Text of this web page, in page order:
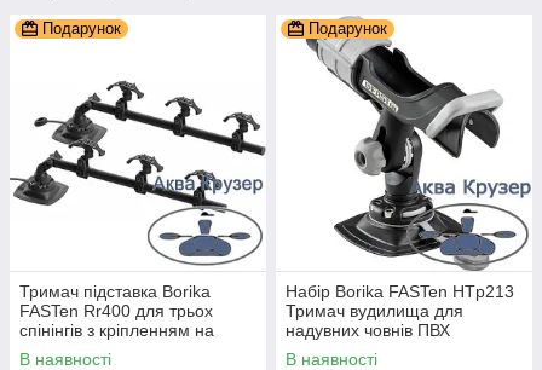
Подарунок
Тримач підставка Borika
FASTen Rr400 для трьох
спінінгів з кріпленням на
човен ПВХ
В наявності
Подарунок
Набір Borika FASTen HTp213
Тримач вудилища для
надувних човнів ПВХ
В наявності